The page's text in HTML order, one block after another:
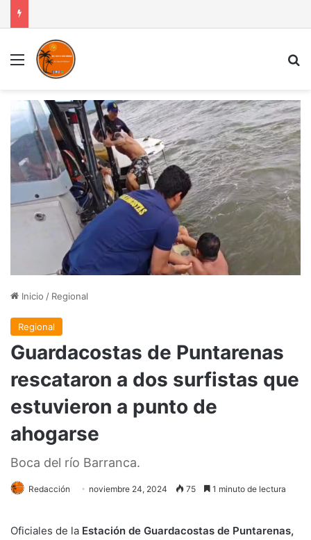
Menú
Inicio / Regional
Regional
Guardacostas de Puntarenas
rescataron a dos surfistas que
estuvieron a punto de
ahogarse
Boca del río Barranca.
Redacción noviembre 24, 2024 75 1 minuto de lectura
Oficiales de la Estación de Guardacostas de Puntarenas,